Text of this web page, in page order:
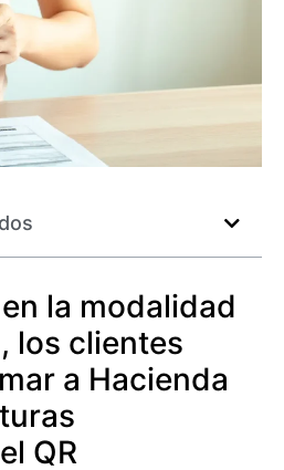
la modalidad
los clientes
a Hacienda
QR